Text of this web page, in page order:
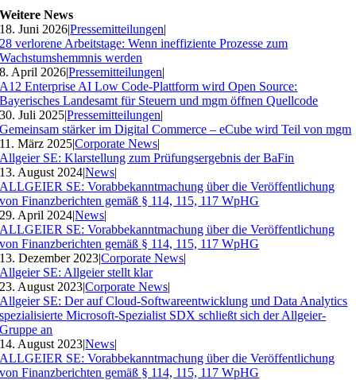
Weitere News
18. Juni 2026|Pressemitteilungen|
28 verlorene Arbeitstage: Wenn ineffiziente Prozesse zum
Wachstumshemmnis werden
8. April 2026|Pressemitteilungen|
A12 Enterprise AI Low Code-Plattform wird Open Source:
Bayerisches Landesamt für Steuern und mgm öffnen Quellcode
30. Juli 2025|Pressemitteilungen|
Gemeinsam stärker im Digital Commerce – eCube wird Teil von mgm
11. März 2025|Corporate News|
Allgeier SE: Klarstellung zum Prüfungsergebnis der BaFin
13. August 2024|News|
ALLGEIER SE: Vorabbekanntmachung über die Veröffentlichung
von Finanzberichten gemäß § 114, 115, 117 WpHG
29. April 2024|News|
ALLGEIER SE: Vorabbekanntmachung über die Veröffentlichung
von Finanzberichten gemäß § 114, 115, 117 WpHG
13. Dezember 2023|Corporate News|
Allgeier SE: Allgeier stellt klar
23. August 2023|Corporate News|
Allgeier SE: Der auf Cloud-Softwareentwicklung und Data Analytics
spezialisierte Microsoft-Spezialist SDX schließt sich der Allgeier-
Gruppe an
14. August 2023|News|
ALLGEIER SE: Vorabbekanntmachung über die Veröffentlichung
von Finanzberichten gemäß § 114, 115, 117 WpHG